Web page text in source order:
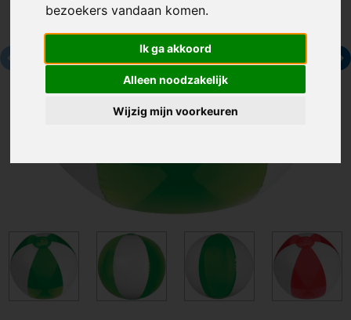
bezoekers vandaan komen.
Ik ga akkoord
Alleen noodzakelijk
Wijzig mijn voorkeuren